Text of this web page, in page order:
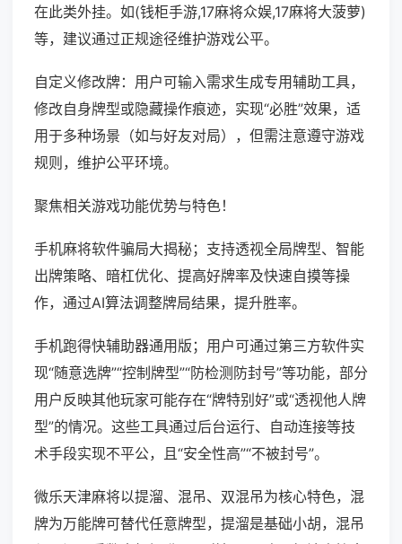
在此类外挂。如(钱柜手游,17麻将众娱,17麻将大菠萝)
等，建议通过正规途径维护游戏公平。
自定义修改牌：用户可输入需求生成专用辅助工具，
修改自身牌型或隐藏操作痕迹，实现“必胜”效果，适
用于多种场景（如与好友对局），但需注意遵守游戏
规则，维护公平环境。
聚焦相关游戏功能优势与特色！
手机麻将软件骗局大揭秘；支持透视全局牌型、智能
出牌策略、暗杠优化、提高好牌率及快速自摸等操
作，通过AI算法调整牌局结果，提升胜率。
手机跑得快辅助器通用版；用户可通过第三方软件实
现“随意选牌”“控制牌型”“防检测防封号”等功能，部分
用户反映其他玩家可能存在“牌特别好”或“透视他人牌
型”的情况。这些工具通过后台运行、自动连接等技
术手段实现不平公，且“安全性高”“不被封号”。
微乐天津麻将以提溜、混吊、双混吊为核心特色，混
牌为万能牌可替代任意牌型，提溜是基础小胡，混吊